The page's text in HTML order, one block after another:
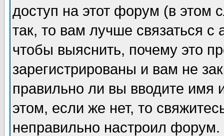
доступ на этот форум (в этом
так, то вам лучше связаться
чтобы выяснить, почему это
зарегистрированы и вам не
правильно ли вы вводите
этом, если же нет, то
неправильно настроил форум.